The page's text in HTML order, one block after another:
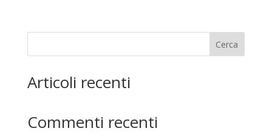
Cerca
Articoli recenti
Commenti recenti